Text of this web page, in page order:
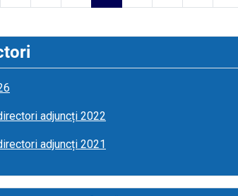
adjuncți 2022
adjuncți 2021